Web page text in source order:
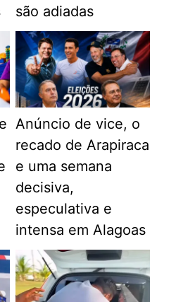
são adiadas
Anúncio de vice, o
recado de Arapiraca
e uma semana
decisiva,
especulativa e
intensa em Alagoas